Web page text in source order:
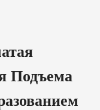
Подъема